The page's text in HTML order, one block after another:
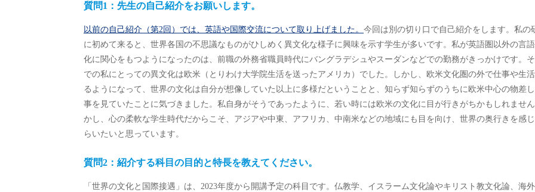
質問1：先生の自己紹介をお願いします。
以前の自己紹介（第2回）では、英語や国際交流について取り上げました。 今回は別の切り口で自己紹介をします。私の
に初めて来ると、世界各国の不思議なものがひしめく異文化な様子に興味を示す学生が多いです。私が英語圏以外の言
化に関心をもつようになったのは、前職の外務省職員時代にバングラデシュやスーダンなどでの勤務がきっかけです。
での私にとっての異文化は欧米（とりわけ大学院生活を送ったアメリカ）でした。しかし、欧米文化圏の外で仕事や生
るようになって、世界の文化は自分が想像していた以上に多様だということと、知らず知らずのうちに欧米中心の物差
事を見ていたことに気づきました。私自身がそうであったように、若い時には欧米の文化に目が行きがちかもしれませ
かし、心の柔軟な学生時代だからこそ、アジアや中東、アフリカ、中南米などの地域にも目を向け、世界の奥行きを感
らいたいと思っています。
質問2：紹介する科目の目的と特長を教えてください。
「世界の文化と国際接遇」は、2023年度から開講予定の科目です。仏教学、イスラーム文化論やキリスト教文化論、海